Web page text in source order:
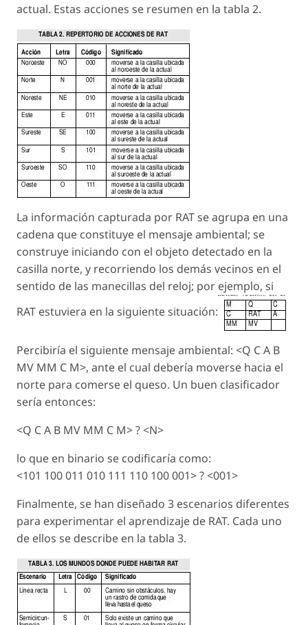
actual. Estas acciones se resumen en la tabla 2.
La información capturada por RAT se agrupa en una
cadena que constituye el mensaje ambiental; se
construye iniciando con el objeto detectado en la
casilla norte, y recorriendo los demás vecinos en el
sentido de las manecillas del reloj; por ejemplo, si
RAT estuviera en la siguiente situación:
Percibiría el siguiente mensaje ambiental: <Q C A B
MV MM C M>, ante el cual debería moverse hacia el
norte para comerse el queso. Un buen clasificador
sería entonces:
<Q C A B MV MM C M> ? <N>
lo que en binario se codificaría como:
<101 100 011 010 111 110 100 001> ? <001>
Finalmente, se han diseñado 3 escenarios diferentes
para experimentar el aprendizaje de RAT. Cada uno
de ellos se describe en la tabla 3.